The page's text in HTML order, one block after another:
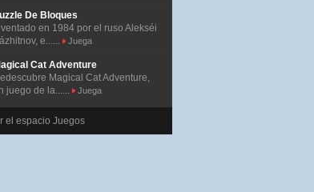
De Bloques
en 1984 por el ruso Alekséi
e......
Juega
Cat Adventure
Magical Cat Adventure,
juego de la......
Juega
el espacio Juegos